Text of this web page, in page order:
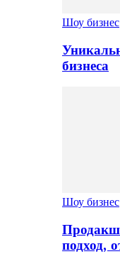
Шоу бизнес
бизнеса
Шоу бизнес
подход,